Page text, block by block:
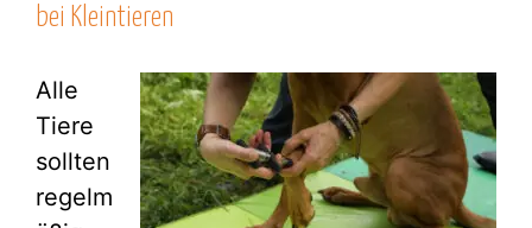
bei Kleintieren
Alle
Tiere
sollten
regelm